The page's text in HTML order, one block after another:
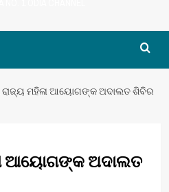
ରାଜ୍ୟ ମହିଳା ଆୟୋଗଙ୍କ ଅଦାଲତ ଶିବିର
ଆୟୋଗଙ୍କ ଅଦାଲତ